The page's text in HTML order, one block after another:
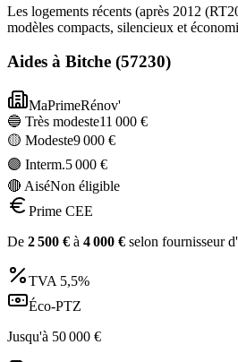
Les logements récents (après 2012
modèles compacts, silencieux et
Aides à Bitche (57230)
MaPrimeRénov'
🔵 Très modeste11 000 €
🟡 Modeste9 000 €
🟣 Interm.5 000 €
🔴 AiséNon éligible
Prime CEE
De 2 500 € à 4 000 € selon fournisseur
TVA 5,5%
Éco-PTZ
Jusqu'à 50 000 €